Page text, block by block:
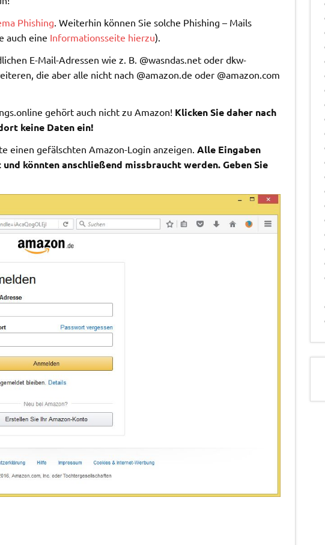
Phishing. Weiterhin können Sie solche Phishing – Mails
auch eine Informationsseite hierzu).
E-Mail-Adressen wie z. B. @wasndas.net oder dkw-
die aber alle nicht nach @amazon.de oder @amazon.com
gehört auch nicht zu Amazon! Klicken Sie daher nach
keine Daten ein!
einen gefälschten Amazon-Login anzeigen. Alle Eingaben
könnten anschließend missbraucht werden. Geben Sie